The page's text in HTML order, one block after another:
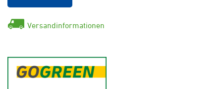
Versandinformationen